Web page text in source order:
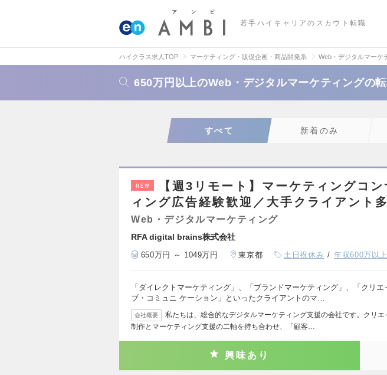
若手ハイキャリアのスカウト転職
ハイクラス求人TOP マーケティング・販促企画・商品開発系 Web・デジタルマーケ
650万円以上のWeb・デジタルマーケティングの
すべて 新着のみ
NEW
【週3リモート】マーケティングコ
ィング広告経験歓迎／大手クライアント
Web・デジタルマーケティング
RFA digital brains株式会社
650万円 ～ 1049万円 東京都 土日祝休み 年収600万以上
「ダイレクトマーケティング」、「ブランドマーケティング」、「クリエ
ブ・コミュニ ケーション」といったクライアントのマ…
会社概要
私たちは、総合的なデジタルマーケティング支援の会社です。クリエ
制作とマーケティング支援の二軸を持ち合わせ、「顧客…
興味あり